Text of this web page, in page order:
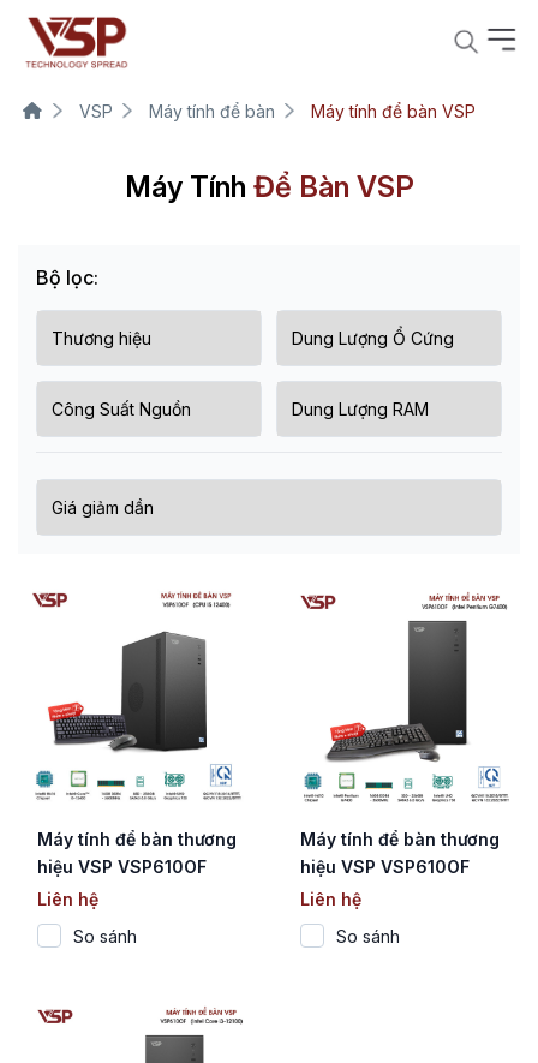
VSP Máy tính để bàn Máy tính để bàn VSP
Máy Tính Để Bàn VSP
Bộ lọc:
Máy tính để bàn thương
hiệu VSP VSP610OF
(Core i5-12400)
Liên hệ
So sánh
Máy tính để bàn thương
hiệu VSP VSP610OF
(CPU Intel Pentium
Gold G7400)
Liên hệ
So sánh